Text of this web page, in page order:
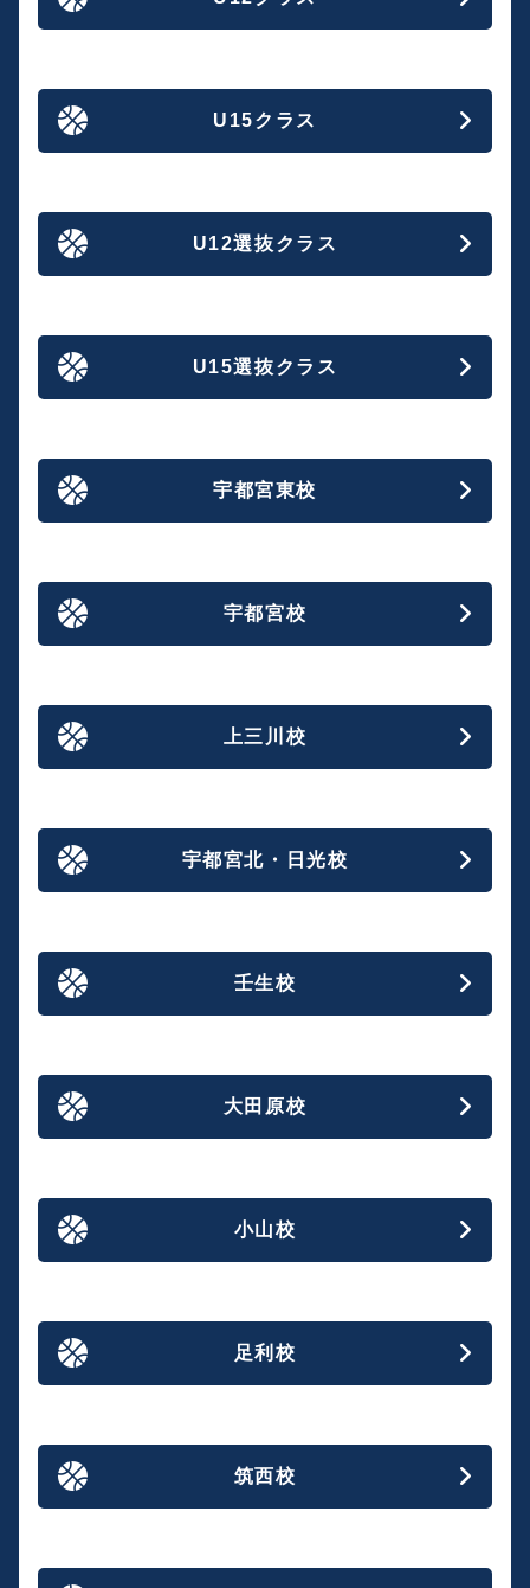
U15クラス
U12選抜クラス
U15選抜クラス
宇都宮東校
宇都宮校
上三川校
宇都宮北・日光校
壬生校
大田原校
小山校
足利校
筑西校